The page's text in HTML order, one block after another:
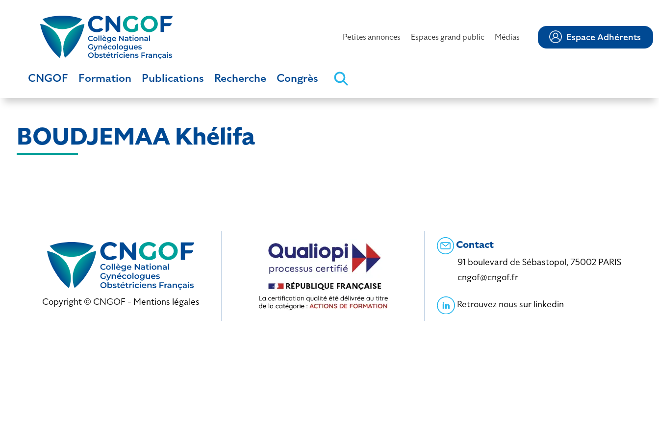
Petites annonces Espaces grand public Médias Espace Adhérents
CNGOF Formation Publications Recherche Congrès
BOUDJEMAA Khélifa
Copyright © CNGOF - Mentions légales
Contact
91 boulevard de Sébastopol, 75002 PARIS
cngof@cngof.fr
Retrouvez nous sur linkedin